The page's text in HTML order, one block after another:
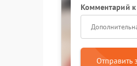
Комментарий к
Отправить